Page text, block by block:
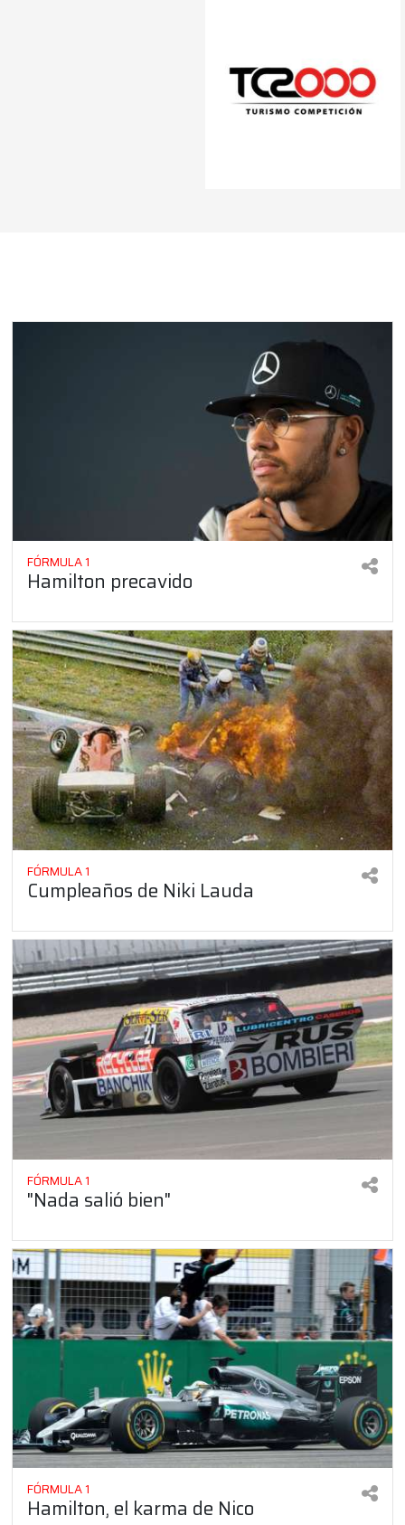
FÓRMULA 1
Hamilton precavido
FÓRMULA 1
Cumpleaños de Niki Lauda
FÓRMULA 1
"Nada salió bien"
FÓRMULA 1
Hamilton, el karma de Nico